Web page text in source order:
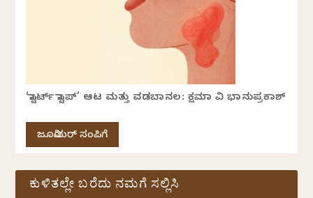
‘ಸ್ಟಾರ್ಟ್ ಸ್ಟಾಪ್’ ಆಟ ಮತ್ತು ವಡಬಾನಲ: ಕ್ಷಮಾ ವಿ ಭಾನುಪ್ರಕಾಶ್
ಜೂನಿಯರ್ ಸಂಪಿಗೆ
ಕುಳಿತಲ್ಲೇ ಬರೆದು ನಮಗೆ ಸಲ್ಲಿಸಿ